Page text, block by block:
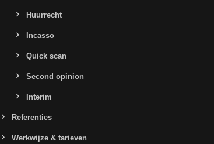
Huurrecht
Incasso
Quick scan
Second opinion
Interim
Referenties
Werkwijze & tarieven